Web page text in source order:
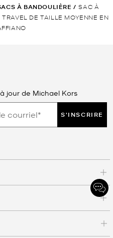
À BANDOULIÈRE / SAC À
DE TAILLE MOYENNE EN
jour de Michael Kors
S'INSCRIRE